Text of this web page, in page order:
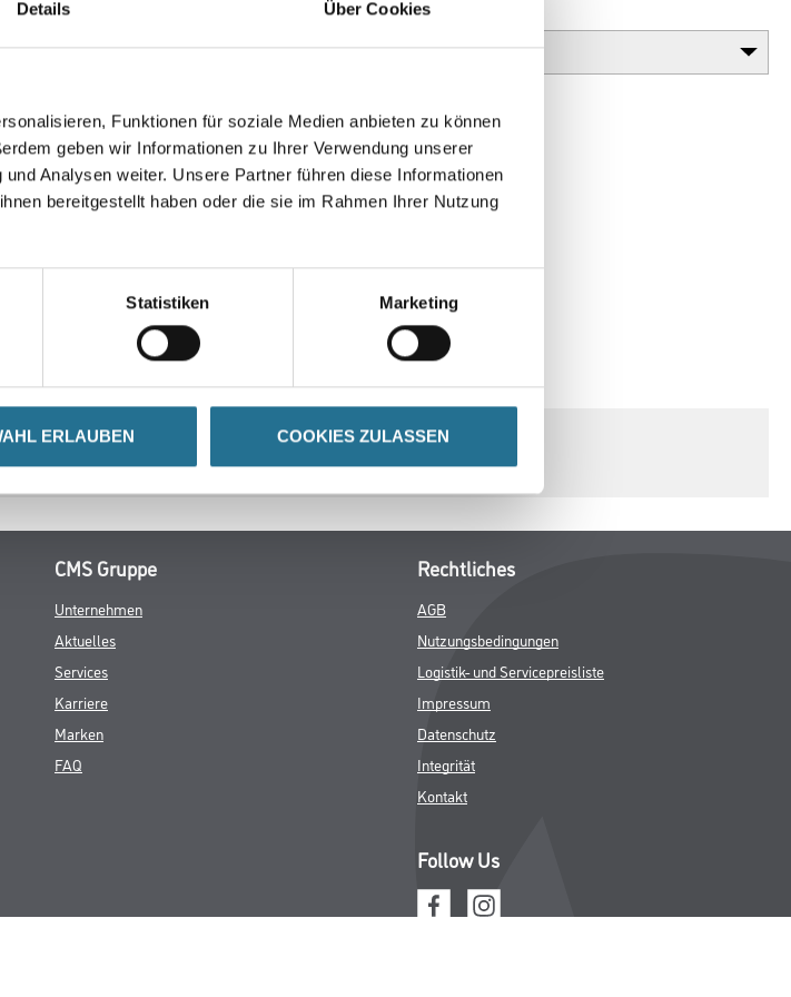
Details Über Cookies
Funktionen für soziale Medien anbieten zu können
geben wir Informationen zu Ihrer Verwendung unserer
Analysen weiter. Unsere Partner führen diese Informationen
bereitgestellt haben oder die sie im Rahmen Ihrer Nutzung
Statistiken Marketing
ERLAUBEN COOKIES ZULASSEN
Umrechnungsfaktoren
CMS Gruppe
Unternehmen
Aktuelles
Services
Karriere
Marken
FAQ
Rechtliches
AGB
Nutzungsbedingungen
Logistik- und Servicepreisliste
Impressum
Datenschutz
Integrität
Kontakt
Follow Us